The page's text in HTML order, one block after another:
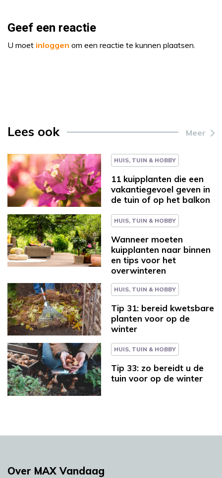
Geef een reactie
U moet inloggen om een reactie te kunnen plaatsen.
Lees ook Meer
HUIS, TUIN & HOBBY
11 kuipplanten die een
vakantiegevoel geven in
de tuin of op het balkon
HUIS, TUIN & HOBBY
Wanneer moeten
kuipplanten naar binnen
en tips voor het
overwinteren
HUIS, TUIN & HOBBY
Tip 31: bereid kwetsbare
planten voor op de
winter
HUIS, TUIN & HOBBY
Tip 33: zo bereidt u de
tuin voor op de winter
Over MAX Vandaag